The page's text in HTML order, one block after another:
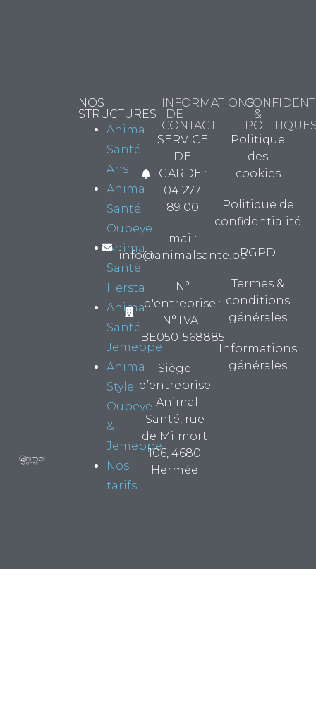
NOS
STRUCTURES
Animal
Santé
Ans
Animal
Santé
Oupeye
Animal
Santé
Herstal
Animal
Santé
Jemeppe
Animal
Style
Oupeye
&
Jemeppe
Nos
tarifs
INFORMATIONS
DE
CONTACT
SERVICE
DE
GARDE :
04 277
89 00
mail:
info@animalsante.be
N°
d'entreprise :
N°TVA :
BE0501568885
Siège
d’entreprise
: Animal
Santé, rue
de Milmort
106, 4680
Hermée
&
Politique
des
cookies
Politique de
confidentialité
RGPD
Termes &
conditions
générales
Informations
générales